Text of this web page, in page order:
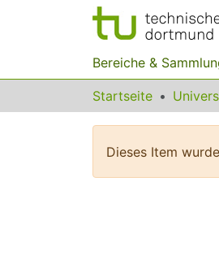
Bereiche &
Startseite
Dieses Item